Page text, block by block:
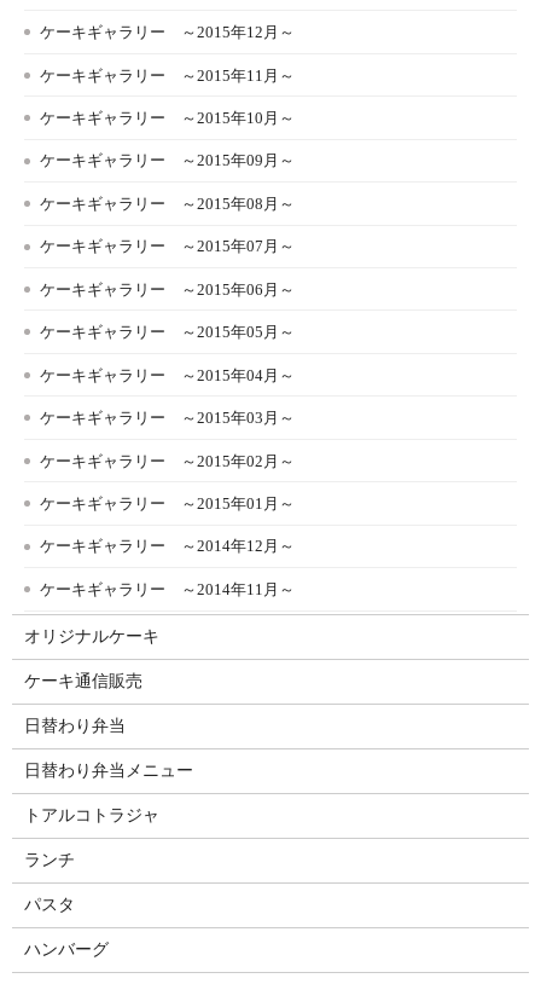
ケーキギャラリー ～2015年12月～
ケーキギャラリー ～2015年11月～
ケーキギャラリー ～2015年10月～
ケーキギャラリー ～2015年09月～
ケーキギャラリー ～2015年08月～
ケーキギャラリー ～2015年07月～
ケーキギャラリー ～2015年06月～
ケーキギャラリー ～2015年05月～
ケーキギャラリー ～2015年04月～
ケーキギャラリー ～2015年03月～
ケーキギャラリー ～2015年02月～
ケーキギャラリー ～2015年01月～
ケーキギャラリー ～2014年12月～
ケーキギャラリー ～2014年11月～
オリジナルケーキ
ケーキ通信販売
日替わり弁当
日替わり弁当メニュー
トアルコトラジャ
ランチ
パスタ
ハンバーグ